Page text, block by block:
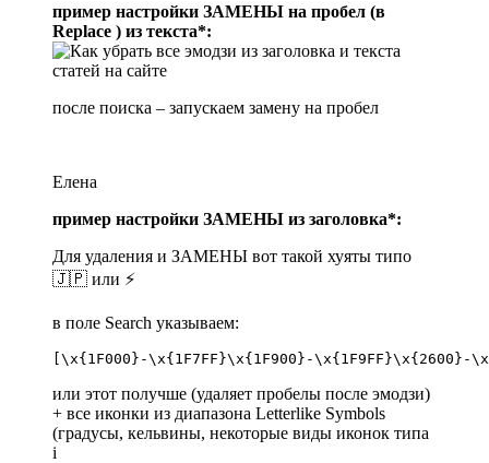
пример настройки ЗАМЕНЫ на пробел (в
Replace ) из текста*:
после поиска – запускаем замену на пробел
Елена
пример настройки ЗАМЕНЫ из заголовка*:
Для удаления и ЗАМЕНЫ вот такой хуяты типо
🇯🇵 или ⚡️
в поле Search указываем:
или этот получше (удаляет пробелы после эмодзи)
+ все иконки из диапазона Letterlike Symbols
(градусы, кельвины, некоторые виды иконок типа
i